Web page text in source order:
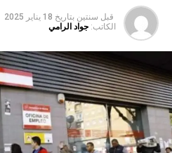
قبل سنتين بتاريخ 18 يناير 2025
الكاتب: جواد الرامي